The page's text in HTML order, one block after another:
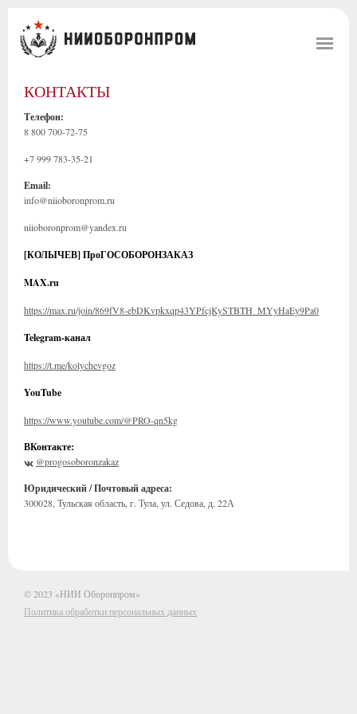
КОНТАКТЫ
Телефон:
8 800 700-72-75
+7 999 783-35-21
Email:
info@niioboronprom.ru
niioboronprom@yandex.ru
[КОЛЫЧЕВ] ПроГОСОБОРОНЗАКАЗ
MAX.ru
https://max.ru/join/869fV8-ebDKvpkxqp43YPfcjKySTBTH_MYyHaEy9Pa0
Telegram-канал
https://t.me/kolychevgoz
YouTube
https://www.youtube.com/@PRO-qn5kg
ВКонтакте:
@progosoboronzakaz
Юридический / Почтовый адреса:
300028, Тульская область, г. Тула, ул. Седова, д. 22А
© 2023 «НИИ Оборонпром»
Политика обработки персональных данных